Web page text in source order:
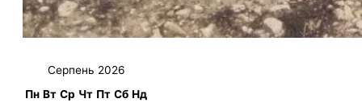
Серпень 2026
Пн Вт Ср Чт Пт Сб Нд